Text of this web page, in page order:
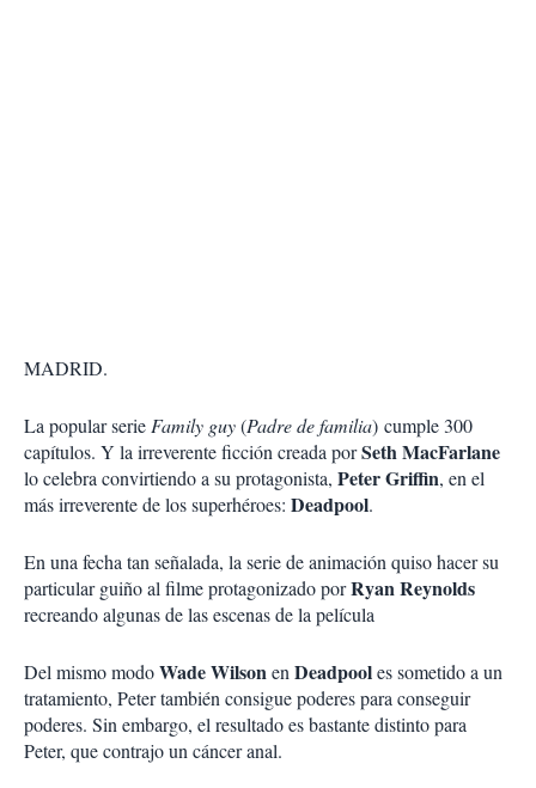
MADRID.
La popular serieFamily guy(Padre de familia) cumple 300
capítulos. Y la irreverente ficción creada porSeth MacFarlane
lo celebra convirtiendo a su protagonista, Peter Griffin, en el
más irreverente de los superhéroes: Deadpool.
En una fecha tan señalada, la serie de animación quiso hacer su
particular guiño al filme protagonizado porRyan Reynolds
recreando algunas de las escenas de la película
Del mismo modoWade WilsonenDeadpooles sometido a un
tratamiento, Peter también consigue poderes para conseguir
poderes. Sin embargo, el resultado es bastante distinto para
Peter, que contrajo un cáncer anal.